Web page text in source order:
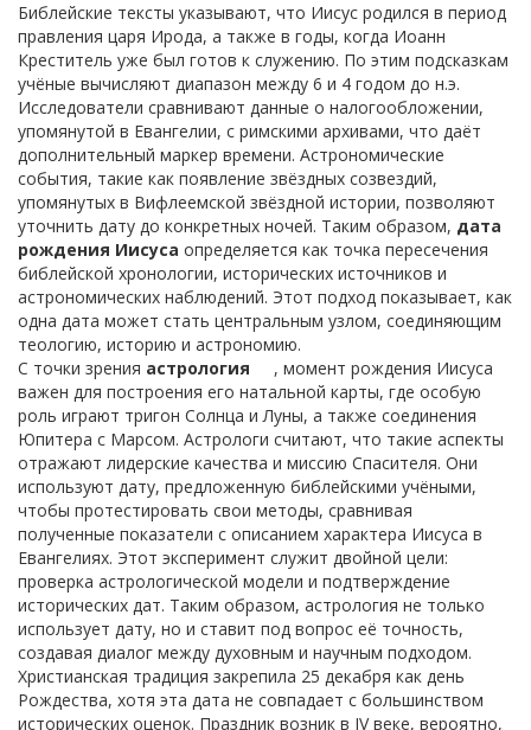
Библейские тексты указывают, что Иисус родился в период
правления царя Ирода, а также в годы, когда Иоанн
Креститель уже был готов к служению. По этим подсказкам
учёные вычисляют диапазон между 6 и 4 годом до н.э.
Исследователи сравнивают данные о налогообложении,
упомянутой в Евангелии, с римскими архивами, что даёт
дополнительный маркер времени. Астрономические
события, такие как появление звёздных созвездий,
упомянутых в Вифлеемской звёздной истории, позволяют
уточнить дату до конкретных ночей. Таким образом, дата
рождения Иисуса определяется как точка пересечения
библейской хронологии, исторических источников и
астрономических наблюдений. Этот подход показывает, как
одна дата может стать центральным узлом, соединяющим
теологию, историю и астрономию.
С точки зрения астрология
, момент рождения Иисуса
важен для построения его натальной карты, где особую
роль играют тригон Солнца и Луны, а также соединения
Юпитера с Марсом. Астрологи считают, что такие аспекты
отражают лидерские качества и миссию Спасителя. Они
используют дату, предложенную библейскими учёными,
чтобы протестировать свои методы, сравнивая
полученные показатели с описанием характера Иисуса в
Евангелиях. Этот эксперимент служит двойной цели:
проверка астрологической модели и подтверждение
исторических дат. Таким образом, астрология не только
использует дату, но и ставит под вопрос её точность,
создавая диалог между духовным и научным подходом.
Христианская традиция закрепила 25 декабря как день
Рождества, хотя эта дата не совпадает с большинством
исторических оценок. Праздник возник в IV веке, вероятно,